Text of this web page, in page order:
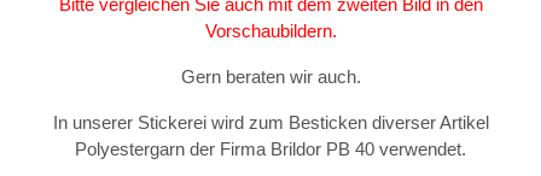
Bitte vergleichen Sie auch mit dem zweiten Bild in den
Vorschaubildern.
Gern beraten wir auch.
In unserer Stickerei wird zum Besticken diverser Artikel
Polyestergarn der Firma Brildor PB 40 verwendet.